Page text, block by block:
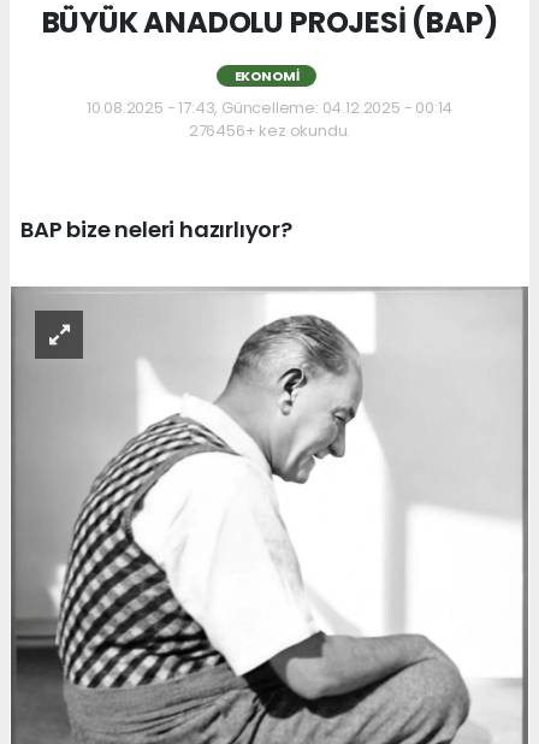
BÜYÜK ANADOLU PROJESİ (BAP)
EKONOMI
10.08.2025 - 17:43, Güncelleme: 04.12.2025 - 00:14
276456+ kez okundu.
BAP bize neleri hazırlıyor?